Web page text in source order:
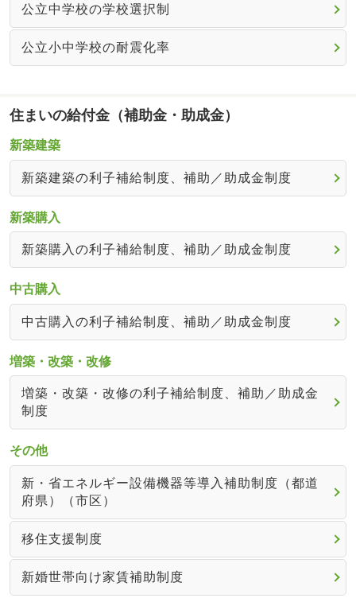
公立中学校の学校選択制
公立小中学校の耐震化率
住まいの給付金（補助金・助成金）
新築建築
新築建築の利子補給制度、補助／助成金制度
新築購入
新築購入の利子補給制度、補助／助成金制度
中古購入
中古購入の利子補給制度、補助／助成金制度
増築・改築・改修
増築・改築・改修の利子補給制度、補助／助成金
制度
その他
新・省エネルギー設備機器等導入補助制度（都道
府県）（市区）
移住支援制度
新婚世帯向け家賃補助制度